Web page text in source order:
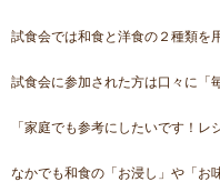
試食会では和食と洋食の２種類を
試食会に参加された方は口々に「
「家庭でも参考にしたいです！
なかでも和食の「お浸し」や「お